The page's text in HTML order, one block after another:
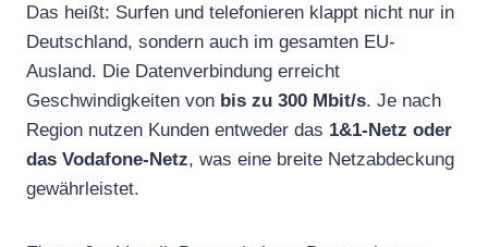
Das heißt: Surfen und telefonieren klappt nicht nur in
Deutschland, sondern auch im gesamten EU-
Ausland. Die Datenverbindung erreicht
Geschwindigkeiten von bis zu 300 Mbit/s. Je nach
Region nutzen Kunden entweder das 1&1-Netz oder
das Vodafone-Netz, was eine breite Netzabdeckung
gewährleistet.